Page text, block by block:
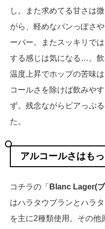
し。また求めてる甘さは
がら、軽めなパンっぽさ
ーバー。またスッキリで
する感じは気になる…。
温度上昇でホップの苦味
コールさを除けば飲みや
ず。残念ながらビアっぷ
た。
アルコールさはも
コチラの「 Blanc Lager(
はハラタウブランとハラ
を主に2種類使用。その他